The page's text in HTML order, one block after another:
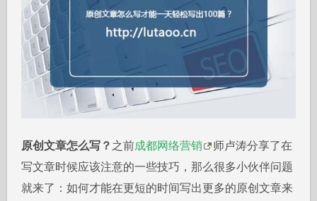
原创文章怎么写？ 之前成都网络营销
师卢涛分享了在
写文章时候应该注意的一些技巧，那么很多小伙伴问题
就来了：如何才能在更短的时间写出更多的原创文章来